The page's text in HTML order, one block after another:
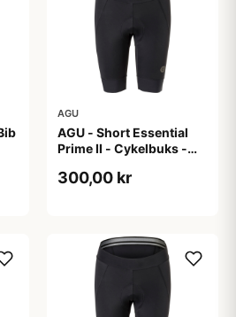
AGU
AGU - Short Essential
Prime II - Cykelbuks -
300,00 kr